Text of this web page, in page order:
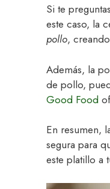
Si te
este caso, la
pollo,
Además, la
de pollo,
Good Food
En resumen,
segura para
este platillo a